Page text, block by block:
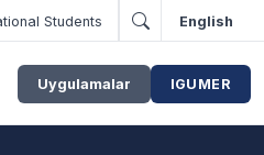
Students English
Uygulamalar IGUMER